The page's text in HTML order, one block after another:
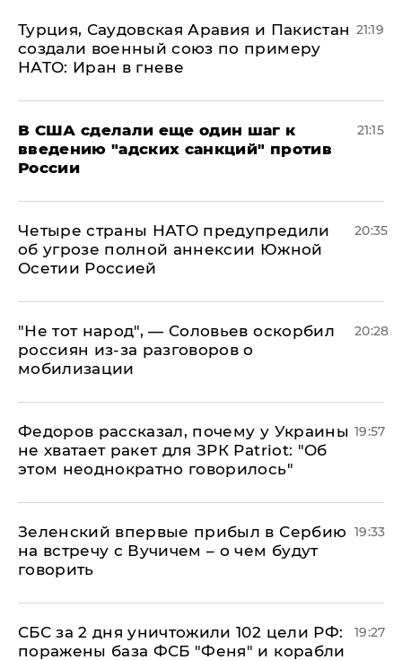
Турция, Саудовская Аравия и Пакистан
создали военный союз по примеру
НАТО: Иран в гневе
21:19
В США сделали еще один шаг к
введению "адских санкций" против
России
21:15
Четыре страны НАТО предупредили
об угрозе полной аннексии Южной
Осетии Россией
20:35
​"Не тот народ", — Соловьев оскорбил
россиян из-за разговоров о
мобилизации
20:28
Федоров рассказал, почему у Украины
не хватает ракет для ЗРК Patriot: "Об
этом неоднократно говорилось"
19:57
Зеленский впервые прибыл в Сербию
на встречу с Вучичем – о чем будут
говорить
19:33
СБС за 2 дня уничтожили 102 цели РФ:
поражены база ФСБ "Феня" и корабли
19:27